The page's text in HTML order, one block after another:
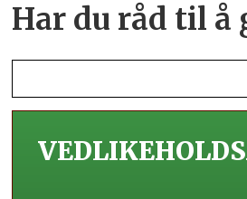
Har du råd til å